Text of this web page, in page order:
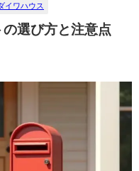
イワハウス
選び方と注意点